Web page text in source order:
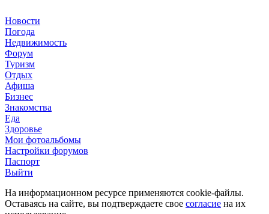
Новости
Погода
Недвижимость
Форум
Туризм
Отдых
Афиша
Бизнес
Знакомства
Еда
Здоровье
Мои фотоальбомы
Настройки форумов
Паспорт
Выйти
На информационном ресурсе применяются cookie-файлы.
Оставаясь на сайте, вы подтверждаете свое согласие на их